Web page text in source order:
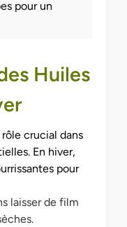
pour un
Huiles
crucial dans
En hiver,
pour
laisser de film